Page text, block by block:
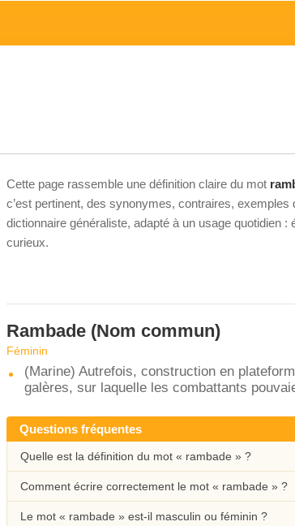
Cette page rassemble une définition claire du mot
c’est pertinent, des synonymes, contraires,
dictionnaire généraliste, adapté à un usage quotidien
curieux.
Rambade (Nom commun)
Féminin
(Marine) Autrefois, construction en
galères, sur laquelle les combattants
Questions fréquentes
Quelle est la définition du mot « rambade » ?
Comment écrire correctement le mot « rambade » ?
Le mot « rambade » est-il masculin ou féminin ?